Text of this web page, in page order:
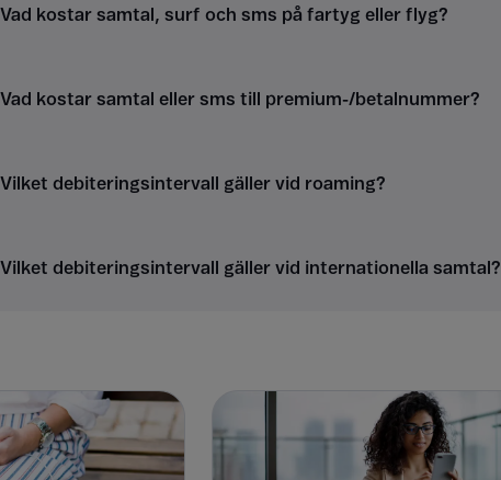
Vad kostar samtal, surf och sms på fartyg eller flyg?
Vad kostar samtal eller sms till premium-/betalnummer?
Vilket debiteringsintervall gäller vid roaming?
Vilket debiteringsintervall gäller vid internationella samtal?